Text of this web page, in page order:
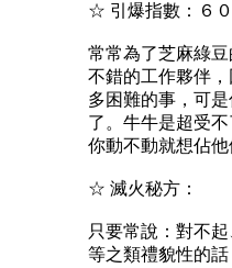
☆ 引爆指數：６
常常為了芝麻綠
不錯的工作夥伴
多困難的事，可
了。牛牛是超受
你動不動就想佔他
☆ 滅火秘方：
只要常說：對不
等之類禮貌性的